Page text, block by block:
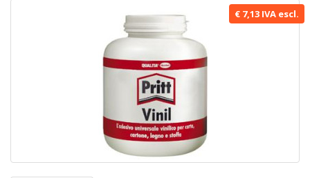
€ 7,13 IVA escl.